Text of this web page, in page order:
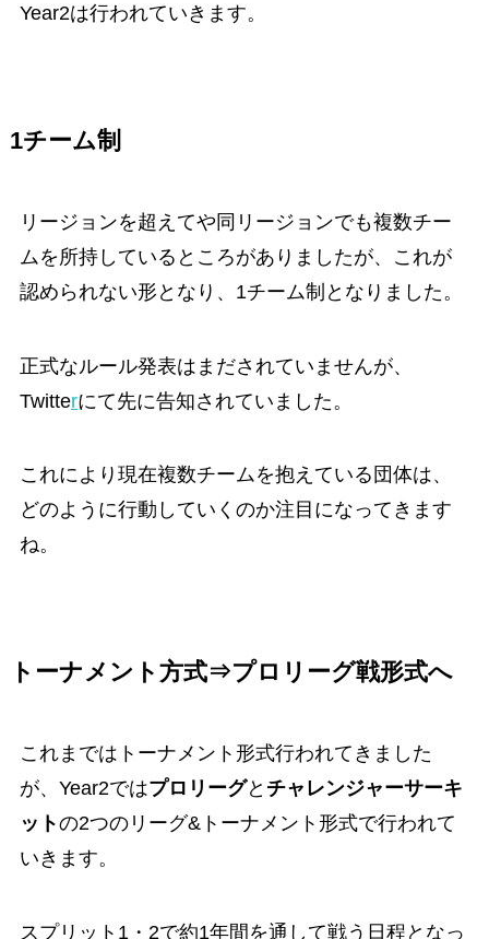
Year2は行われていきます。
1チーム制
リージョンを超えてや同リージョンでも複数チー
ムを所持しているところがありましたが、これが
認められない形となり、 1チーム制 となりました。
正式なルール発表はまだされていませんが、
Twitterにて先に告知されていました。
これにより現在複数チームを抱えている団体は、
どのように行動していくのか注目になってきます
ね。
トーナメント方式⇒プロリーグ戦形式へ
これまではトーナメント形式行われてきました
が、Year2ではプロリーグと チャレンジャーサーキ
ットの2つのリーグ&トーナメント形式で行われて
いきます。
スプリット1・2で約1年間を通して戦う日程となっ